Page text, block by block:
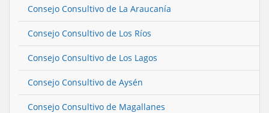
Consejo Consultivo de La Araucanía
Consejo Consultivo de Los Ríos
Consejo Consultivo de Los Lagos
Consejo Consultivo de Aysén
Consejo Consultivo de Magallanes